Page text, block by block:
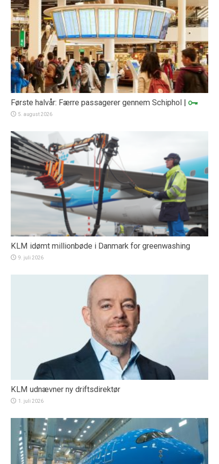
Første halvår: Færre passagerer gennem Schiphol |
5. august 2026
KLM idømt millionbøde i Danmark for greenwashing
9. juli 2026
KLM udnævner ny driftsdirektør
1. juli 2026